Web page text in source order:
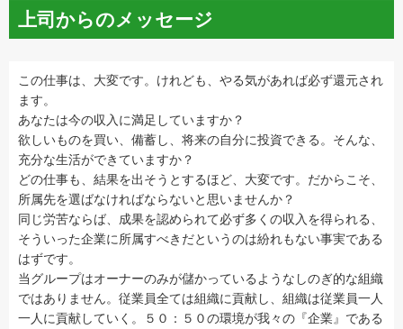
上司からのメッセージ
この仕事は、大変です。けれども、やる気があれば必ず還元され
ます。
あなたは今の収入に満足していますか？
欲しいものを買い、備蓄し、将来の自分に投資できる。そんな、
充分な生活ができていますか？
どの仕事も、結果を出そうとするほど、大変です。だからこそ、
所属先を選ばなければならないと思いませんか？
同じ労苦ならば、成果を認められて必ず多くの収入を得られる、
そういった企業に所属すべきだというのは紛れもない事実である
はずです。
当グループはオーナーのみが儲かっているようなしのぎ的な組織
ではありません。従業員全ては組織に貢献し、組織は従業員一人
一人に貢献していく。５０：５０の環境が我々の『企業』である